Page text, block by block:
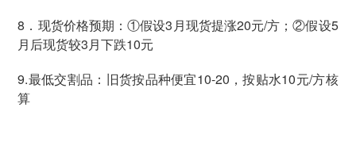
8．现货价格预期：①假设3月现货提涨20元/方；②假设5
月后现货较3月下跌10元
9.最低交割品：旧货按品种便宜10-20，按贴水10元/方核
算